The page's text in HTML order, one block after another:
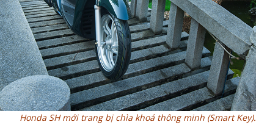
Honda SH mới trang bị chìa khoá thông minh (Smart Key).